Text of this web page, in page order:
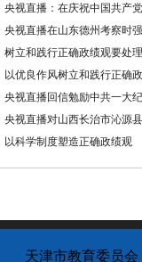
央视直播：在庆祝中国共产
央视直播在山东德州考察时
树立和践行正确政绩观要处
以优良作风树立和践行正确
央视直播回信勉励中共一大纪念
央视直播对山西长治市沁源
以科学制度塑造正确政绩观
天津市教育委员会